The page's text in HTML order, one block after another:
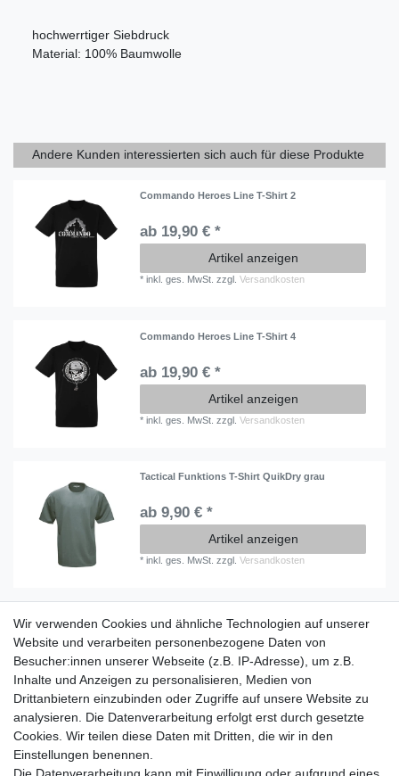
hochwerrtiger Siebdruck
Material: 100% Baumwolle
Andere Kunden interessierten sich auch für diese Produkte
Commando Heroes Line T-Shirt 2
ab 19,90 € *
Artikel anzeigen
*inkl. ges. MwSt. zzgl.Versandkosten
Commando Heroes Line T-Shirt 4
ab 19,90 € *
Artikel anzeigen
*inkl. ges. MwSt. zzgl.Versandkosten
Tactical Funktions T-Shirt QuikDry grau
ab 9,90 € *
Artikel anzeigen
*inkl. ges. MwSt. zzgl.Versandkosten
Information
Versand mit DHL weltweit
Kostenloser Versand ab 40 €
Lieferung an Paketstation
14 Tage Rückgaberecht
Wichtiges
Datenschutz
Wir verwenden Cookies und ähnliche Technologien auf unserer
Website und verarbeiten personenbezogene Daten von
Besucher:innen unserer Webseite (z.B. IP-Adresse), um z.B.
Inhalte und Anzeigen zu personalisieren, Medien von
Drittanbietern einzubinden oder Zugriffe auf unsere Website zu
analysieren. Die Datenverarbeitung erfolgt erst durch gesetzte
Cookies. Wir teilen diese Daten mit Dritten, die wir in den
Einstellungen benennen.